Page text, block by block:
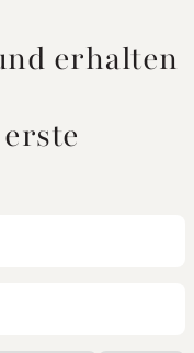
erhalten